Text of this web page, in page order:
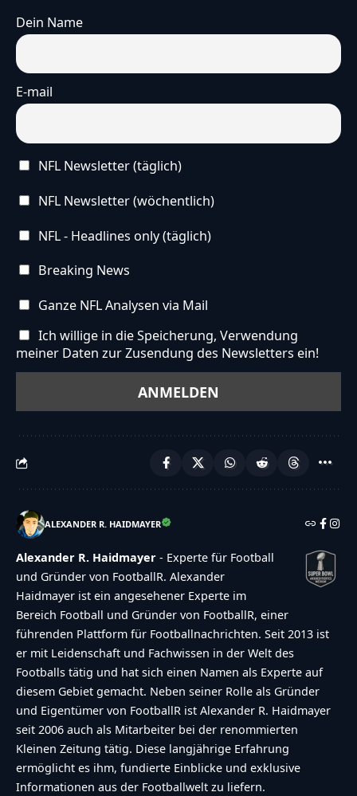
Dein Name
E-mail
NFL Newsletter (täglich)
NFL Newsletter (wöchentlich)
NFL - Headlines only (täglich)
Breaking News
Ganze NFL Analysen via Mail
Ich willige in die Speicherung, Verwendung
meiner Daten zur Zusendung des Newsletters ein!
ALEXANDER R. HAIDMAYER
Alexander R. Haidmayer - Experte für Football
und Gründer von FootballR. Alexander
Haidmayer ist ein angesehener Experte im
Bereich Football und Gründer von FootballR, einer
führenden Plattform für Footballnachrichten. Seit 2013 ist
er mit Leidenschaft und Fachwissen in der Welt des
Footballs tätig und hat sich einen Namen als Experte auf
diesem Gebiet gemacht. Neben seiner Rolle als Gründer
und Eigentümer von FootballR ist Alexander R. Haidmayer
seit 2006 auch als Mitarbeiter bei der renommierten
Kleinen Zeitung tätig. Diese langjährige Erfahrung
ermöglicht es ihm, fundierte Einblicke und exklusive
Informationen aus der Footballwelt zu liefern.